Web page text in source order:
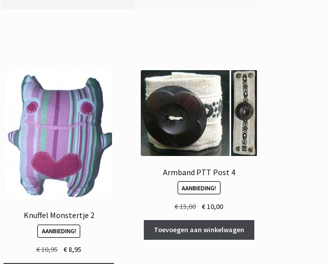
Knuffel Monstertje 2
AANBIEDING!
€10,95
Oorspronkelijke
€8,95
Armband PTT Post 4
AANBIEDING!
€15,00
Oorspronkelijke
was:
€ 15,00.
€ 10,00Huidige
is:
€ 10,00.
Toevoegen aan winkelwagen